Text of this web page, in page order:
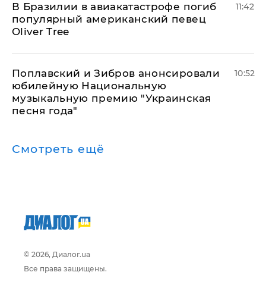
В Бразилии в авиакатастрофе погиб
популярный американский певец
Oliver Tree
11:42
Поплавский и Зибров анонсировали
юбилейную Национальную
музыкальную премию "Украинская
песня года"
10:52
Смотреть ещё
© 2026, Диалог.ua
Все права защищены.